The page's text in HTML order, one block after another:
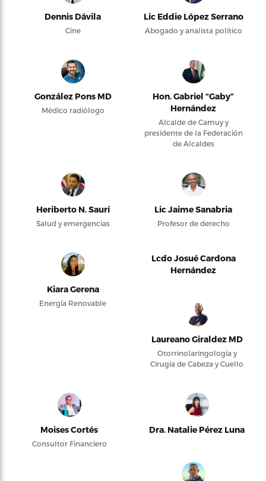
Dennis Dávila
Cine
Lic Eddie López Serrano
Abogado y analista político
González Pons MD
Médico radiólogo
Hon. Gabriel “Gaby”
Hernández
Alcalde de Camuy y
presidente de la Federación
de Alcaldes
Heriberto N. Saurí
Salud y emergencias
Lic Jaime Sanabria
Profesor de derecho
Kiara Gerena
Energía Renovable
Lcdo Josué Cardona
Hernández
Laureano Giraldez MD
Otorrinolaringología y
Cirugía de Cabeza y Cuello
Moises Cortés
Consultor Financiero
Dra. Natalie Pérez Luna